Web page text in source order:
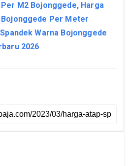
M2 Bojonggede, Harga
Bojonggede Per Meter
Warna Bojonggede
2026